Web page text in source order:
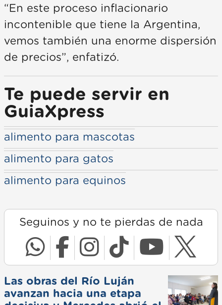
“En este proceso inflacionario
incontenible que tiene la Argentina,
vemos también una enorme dispersión
de precios”, enfatizó.
Te puede servir en
GuiaXpress
alimento para mascotas
alimento para gatos
alimento para equinos
Seguinos y no te pierdas de nada
Las obras del Río Luján
avanzan hacia una etapa